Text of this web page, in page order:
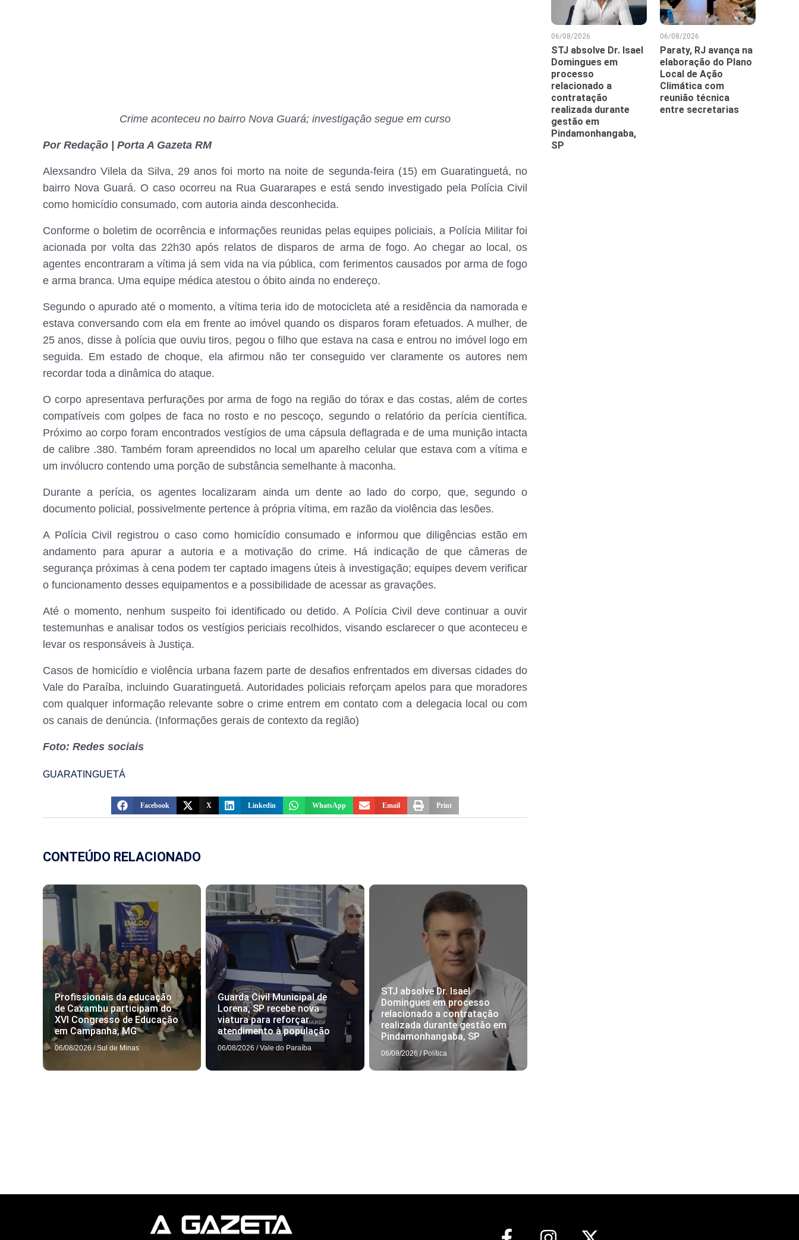
Crime aconteceu no bairro Nova Guará; investigação segue em curso
Por Redação | Porta A Gazeta RM
Alexsandro Vilela da Silva, 29 anos foi morto na noite de segunda-feira (15) em Guaratinguetá, no
bairro Nova Guará. O caso ocorreu na Rua Guararapes e está sendo investigado pela Polícia Civil
como homicídio consumado, com autoria ainda desconhecida.
Conforme o boletim de ocorrência e informações reunidas pelas equipes policiais, a Polícia Militar foi
acionada por volta das 22h30 após relatos de disparos de arma de fogo. Ao chegar ao local, os
agentes encontraram a vítima já sem vida na via pública, com ferimentos causados por arma de fogo
e arma branca. Uma equipe médica atestou o óbito ainda no endereço.
Segundo o apurado até o momento, a vítima teria ido de motocicleta até a residência da namorada e
estava conversando com ela em frente ao imóvel quando os disparos foram efetuados. A mulher, de
25 anos, disse à polícia que ouviu tiros, pegou o filho que estava na casa e entrou no imóvel logo em
seguida. Em estado de choque, ela afirmou não ter conseguido ver claramente os autores nem
recordar toda a dinâmica do ataque.
O corpo apresentava perfurações por arma de fogo na região do tórax e das costas, além de cortes
compatíveis com golpes de faca no rosto e no pescoço, segundo o relatório da perícia científica.
Próximo ao corpo foram encontrados vestígios de uma cápsula deflagrada e de uma munição intacta
de calibre .380. Também foram apreendidos no local um aparelho celular que estava com a vítima e
um invólucro contendo uma porção de substância semelhante à maconha.
Durante a perícia, os agentes localizaram ainda um dente ao lado do corpo, que, segundo o
documento policial, possivelmente pertence à própria vítima, em razão da violência das lesões.
A Polícia Civil registrou o caso como homicídio consumado e informou que diligências estão em
andamento para apurar a autoria e a motivação do crime. Há indicação de que câmeras de
segurança próximas à cena podem ter captado imagens úteis à investigação; equipes devem verificar
o funcionamento desses equipamentos e a possibilidade de acessar as gravações.
Até o momento, nenhum suspeito foi identificado ou detido. A Polícia Civil deve continuar a ouvir
testemunhas e analisar todos os vestígios periciais recolhidos, visando esclarecer o que aconteceu e
levar os responsáveis à Justiça.
Casos de homicídio e violência urbana fazem parte de desafios enfrentados em diversas cidades do
Vale do Paraíba, incluindo Guaratinguetá. Autoridades policiais reforçam apelos para que moradores
com qualquer informação relevante sobre o crime entrem em contato com a delegacia local ou com
os canais de denúncia. (Informações gerais de contexto da região)
Foto: Redes sociais
GUARATINGUETÁ
Facebook X Linkedin WhatsApp Email Print
CONTEÚDO RELACIONADO
Profissionais da educação
de Caxambu participam do
XVI Congresso de Educação
em Campanha, MG
06/08/2026 / Sul de Minas
Guarda Civil Municipal de
Lorena, SP recebe nova
viatura para reforçar
atendimento à população
06/08/2026 / Vale do Paraíba
STJ absolve Dr. Isael
Domingues em processo
relacionado a contratação
realizada durante gestão em
Pindamonhangaba, SP
06/08/2026 / Política
06/08/2026
STJ absolve Dr. Isael
Domingues em
processo
relacionado a
contratação
realizada durante
gestão em
Pindamonhangaba,
SP
06/08/2026
Paraty, RJ avança na
elaboração do Plano
Local de Ação
Climática com
reunião técnica
entre secretarias